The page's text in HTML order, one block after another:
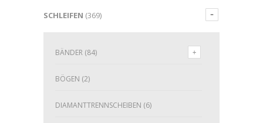
SCHLEIFEN (369)
BÄNDER (84)
BÖGEN (2)
DIAMANTTRENNSCHEIBEN (6)